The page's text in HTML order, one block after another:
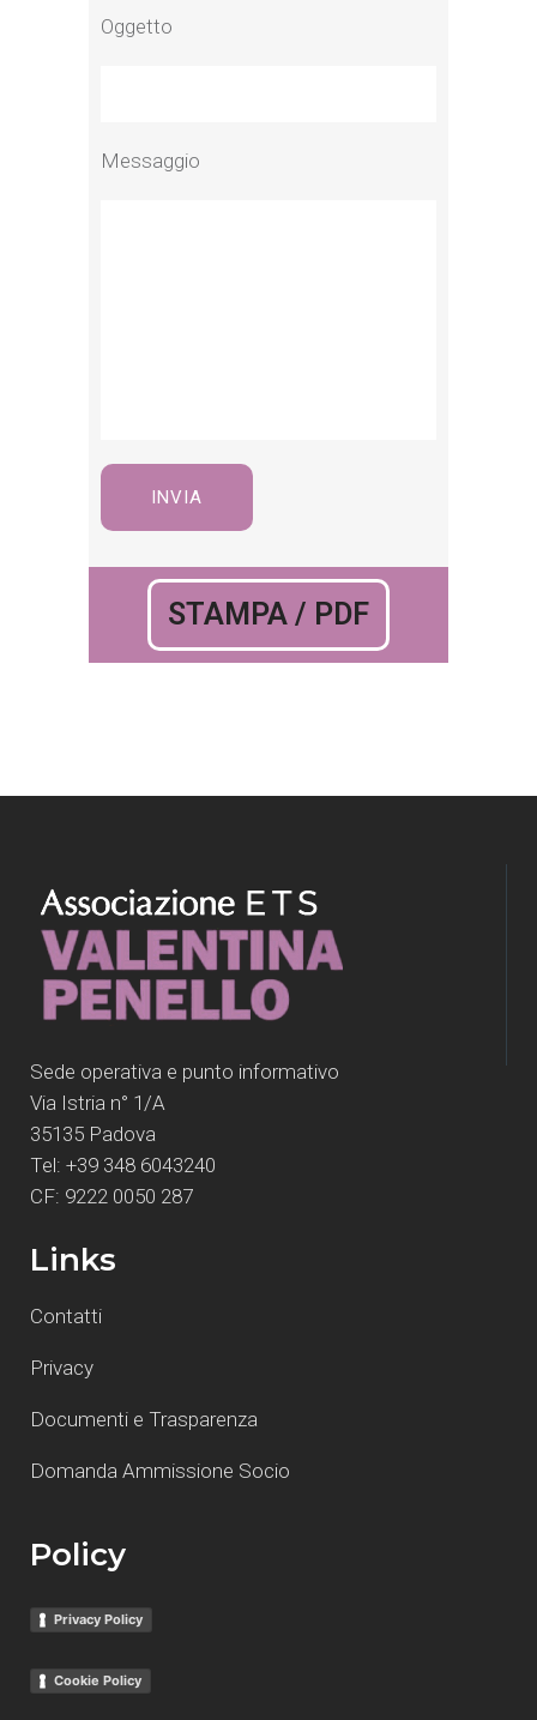
Oggetto
Messaggio
STAMPA / PDF
Sede operativa e punto informativo
Via Istria n° 1/A
35135 Padova
Tel: +39 348 6043240
CF: 9222 0050 287
Links
Contatti
Privacy
Documenti e Trasparenza
Domanda Ammissione Socio
Policy
Privacy Policy
Cookie Policy